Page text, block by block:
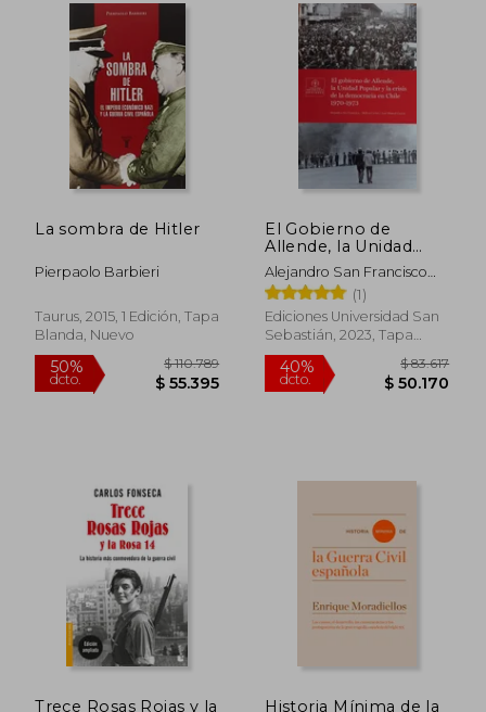
10%
dcto. $ 51.210
50%
dcto.
50% $ 129.020
La sombra de Hitler
Pierpaolo Barbieri
Taurus, 2015, 1 Edición, Tapa
Blanda, Nuevo
El Gobierno de
Allende, la Unidad
Popular y la Crisis de
la Democracia en
Chile 1970-1973
Alejandro San Francisco
Milton Cortés José Manuel
Castro
(1)
Ediciones Universidad San
Sebastián, 2023, Tapa
Dura, Nuevo
Trece Rosas Rojas y la Historia Mínima de la